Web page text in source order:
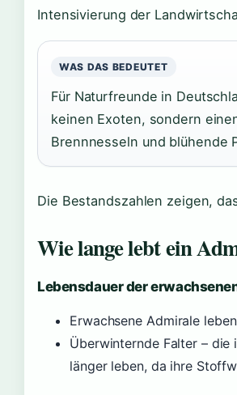
Intensivierung der
WAS DAS BEDEUTET
Für Naturfreunde in
keinen Exoten, sondern
Brennnesseln und blühende
Die Bestandszahlen zeigen,
Wie lange lebt ein
Lebensdauer der
Erwachsene Admirale
Überwinternde Falter – die
länger leben, da ihre